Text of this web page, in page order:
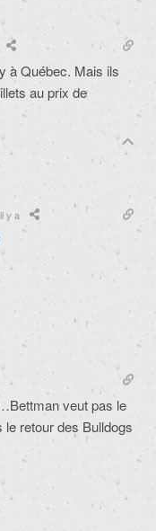
à Québec. Mais ils
au prix de
y a
veut pas le
retour des Bulldogs